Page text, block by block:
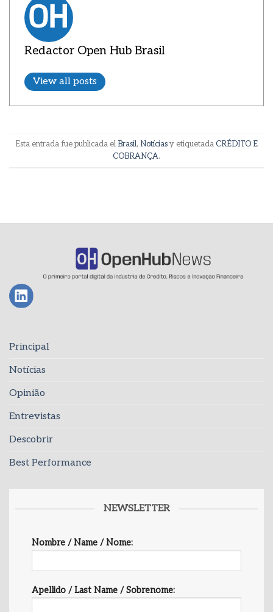
Redactor Open Hub Brasil
View all posts
Esta entrada fue publicada el Brasil, Notíciasy etiquetadaCRÉDITO E
COBRANÇA.
Principal
Notícias
Opinião
Entrevistas
Descobrir
Best Performance
NEWSLETTER
Nombre / Name / Nome:
Apellido / Last Name / Sobrenome: